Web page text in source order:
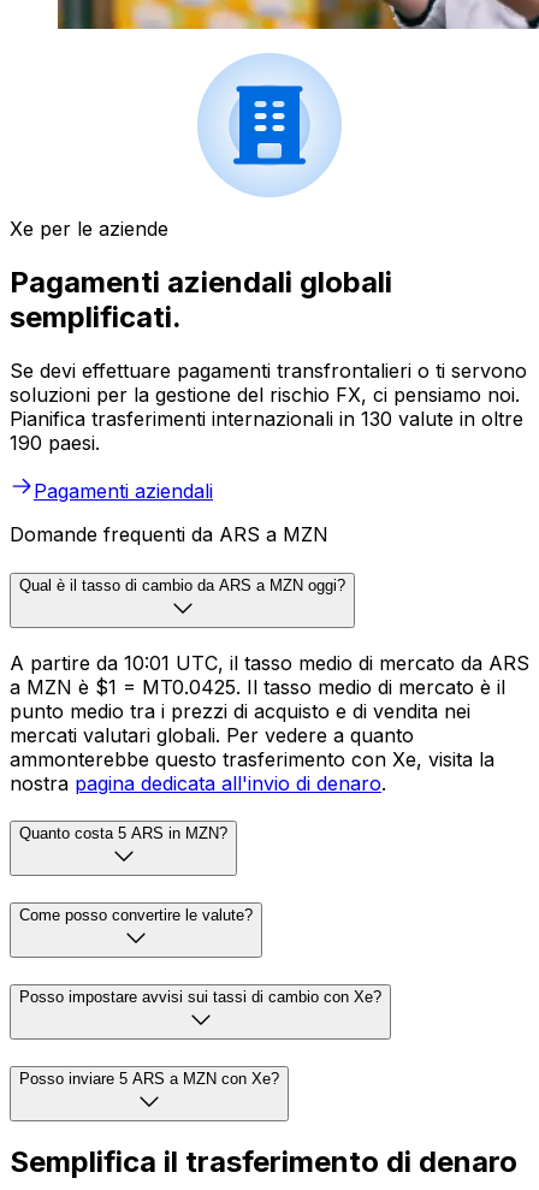
Xe per le aziende
Pagamenti aziendali globali
semplificati.
Se devi effettuare pagamenti transfrontalieri o ti servono
soluzioni per la gestione del rischio FX, ci pensiamo noi.
Pianifica trasferimenti internazionali in 130 valute in oltre
190 paesi.
Pagamenti aziendali
Domande frequenti da ARS a MZN
Qual è il tasso di cambio da ARS a MZN oggi?
A partire da 10:01 UTC, il tasso medio di mercato da ARS
a MZN è $1 = MT0.0425. Il tasso medio di mercato è il
punto medio tra i prezzi di acquisto e di vendita nei
mercati valutari globali. Per vedere a quanto
ammonterebbe questo trasferimento con Xe, visita la
nostra pagina dedicata all'invio di denaro.
Quanto costa 5 ARS in MZN?
Come posso convertire le valute?
Posso impostare avvisi sui tassi di cambio con Xe?
Posso inviare 5 ARS a MZN con Xe?
Semplifica il trasferimento di denaro